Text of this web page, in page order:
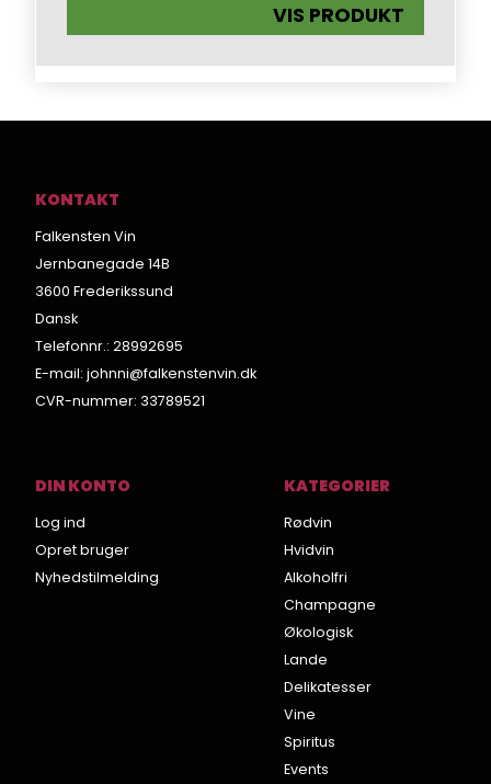
VIS PRODUKT
KONTAKT
Falkensten Vin
Jernbanegade 14B
3600 Frederikssund
Dansk
Telefonnr.: 28992695
E-mail: johnni@falkenstenvin.dk
CVR-nummer: 33789521
DIN KONTO
Log ind
Opret bruger
Nyhedstilmelding
KATEGORIER
Rødvin
Hvidvin
Alkoholfri
Champagne
Økologisk
Lande
Delikatesser
Vine
Spiritus
Events